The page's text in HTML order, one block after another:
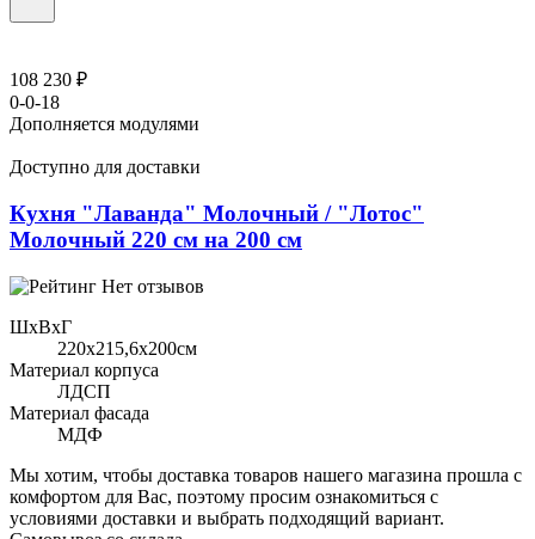
108 230 ₽
0-0-18
Дополняется модулями
Доступно для доставки
Кухня "Лаванда" Молочный / "Лотос"
Молочный 220 см на 200 см
Нет отзывов
ШхВхГ
220x215,6х200см
Материал корпуса
ЛДСП
Материал фасада
МДФ
Мы хотим, чтобы доставка товаров нашего магазина прошла с
комфортом для Вас, поэтому просим ознакомиться с
условиями доставки и выбрать подходящий вариант.